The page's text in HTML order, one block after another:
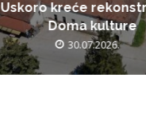
Uskoro kreće
Doma kulture
30.07.2026.